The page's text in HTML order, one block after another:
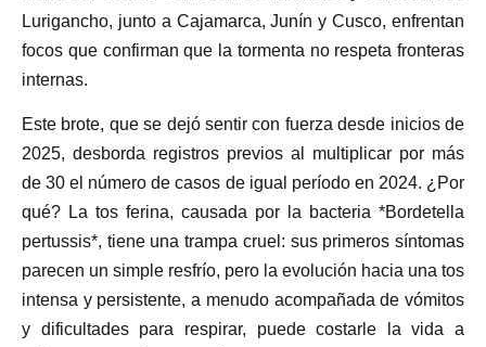
Lurigancho, junto a Cajamarca, Junín y Cusco, enfrentan
focos que confirman que la tormenta no respeta fronteras
internas.
Este brote, que se dejó sentir con fuerza desde inicios de
2025, desborda registros previos al multiplicar por más
de 30 el número de casos de igual período en 2024. ¿Por
qué? La tos ferina, causada por la bacteria *Bordetella
pertussis*, tiene una trampa cruel: sus primeros síntomas
parecen un simple resfrío, pero la evolución hacia una tos
intensa y persistente, a menudo acompañada de vómitos
y dificultades para respirar, puede costarle la vida a